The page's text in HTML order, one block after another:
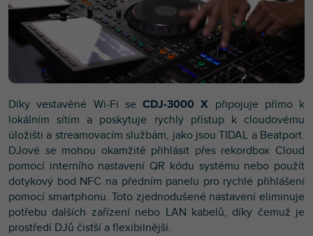
Díky vestavěné Wi-Fi se CDJ-3000 X připojuje přímo k
lokálním sítím a poskytuje rychlý přístup k cloudovému
úložišti a streamovacím službám, jako jsou TIDAL a Beatport.
DJové se mohou okamžitě přihlásit přes rekordbox Cloud
pomocí interního nastavení QR kódu systému nebo použít
dotykový bod NFC na předním panelu pro rychlé přihlášení
pomocí smartphonu. Toto zjednodušené nastavení eliminuje
potřebu dalších zařízení nebo LAN kabelů, díky čemuž je
prostředí DJů čistší a flexibilnější.